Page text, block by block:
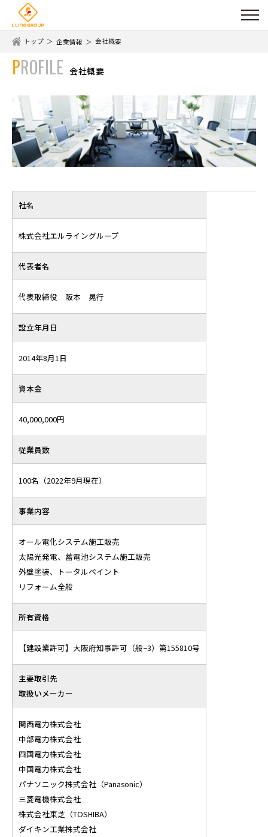
トップ 企業情報 会社概要
PROFILE 会社概要
社名
株式会社エルライングループ
代表者名
代表取締役 阪本 晃行
設立年月日
2014年8月1日
資本金
40,000,000円
従業員数
100名（2022年9月現在）
事業内容
オール電化システム施工販売
太陽光発電、蓄電池システム施工販売
外壁塗装、トータルペイント
リフォーム全般
所有資格
【建設業許可】大阪府知事許可（般−3）第155810号
主要取引先
取扱いメーカー
関西電力株式会社
中部電力株式会社
四国電力株式会社
中国電力株式会社
パナソニック株式会社（Panasonic）
三菱電機株式会社
株式会社東芝（TOSHIBA）
ダイキン工業株式会社